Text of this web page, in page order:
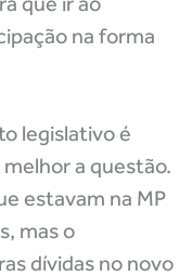
na forma
legislativo é
a questão.
estavam na MP
mas o
dívidas no novo